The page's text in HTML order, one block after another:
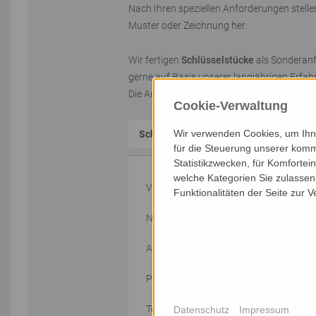
Nach Ihren speziellen Anforderungen
Muster oder Zeichnung her.
Wir fertigen Schlüsselstücke als
gerne auf Basis unserer langjährigen
Die Auslegung, Toleranzen und
Schreiben Sie uns:
Vorname
Name
Adresse
PLZ/Wohnort
Telefon
Cookie-Verwaltung
Wir verwenden Cookies, um
für die Steuerung unserer
Statistikzwecken, für
welche Kategorien Sie
Funktionalitäten der Seite zur
Datenschutz Impressum